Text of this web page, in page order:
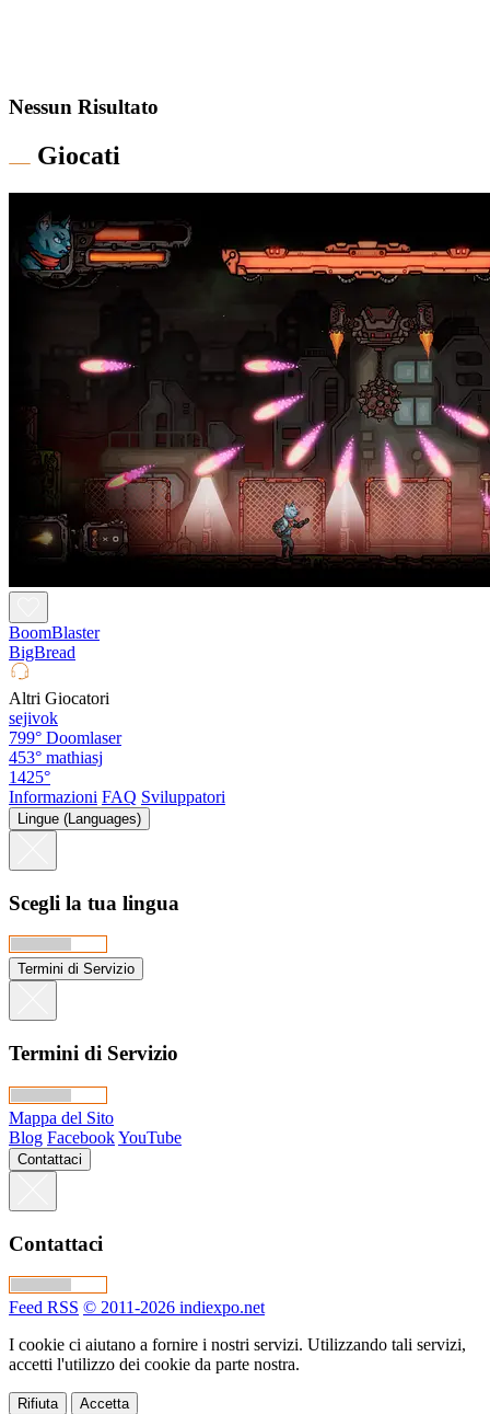
Nessun Risultato
Giocati
BoomBlaster
BigBread
Altri Giocatori
sejivok
799° Doomlaser
453° mathiasj
1425°
Informazioni FAQ Sviluppatori
Lingue (Languages)
Scegli la tua lingua
Termini di Servizio
Termini di Servizio
Mappa del Sito
Blog FacebookYouTube
Contattaci
Contattaci
Feed RSS © 2011-2026 indiexpo.net
I cookie ci aiutano a fornire i nostri servizi. Utilizzando tali servizi,
accetti l'utilizzo dei cookie da parte nostra.
Rifiuta Accetta